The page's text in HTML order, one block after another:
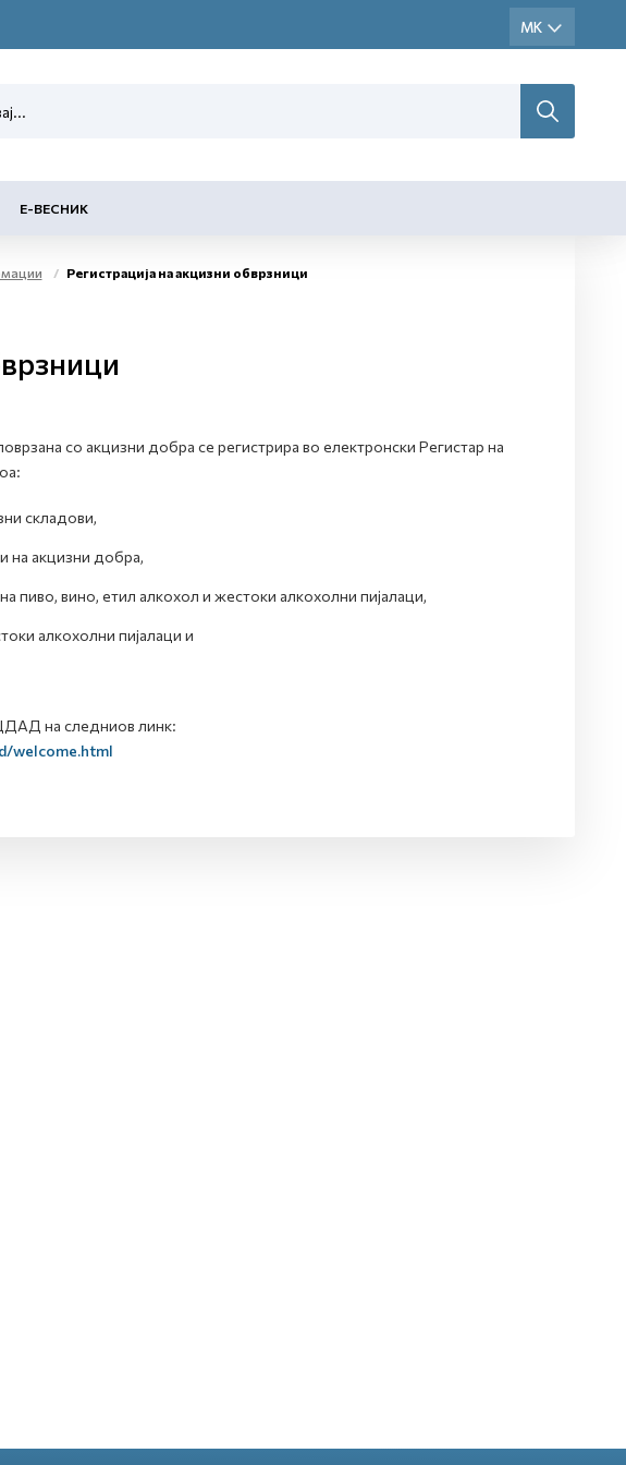
Е-ВЕСНИК
Регистрација на акцизни обврзници
со акцизни добра се регистрира во електронски Регистар на
складови,
на акцизни добра,
пиво, вино, етил алкохол и жестоки алкохолни пијалаци,
алкохолни пијалаци и
на следниов линк:
welcome.html